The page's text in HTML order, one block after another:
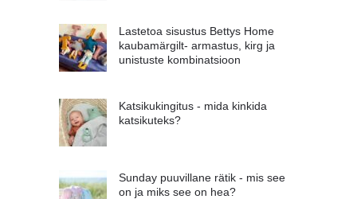
Lastetoa sisustus Bettys Home
kaubamärgilt- armastus, kirg ja
unistuste kombinatsioon
Katsikukingitus - mida kinkida
katsikuteks?
Sunday puuvillane rätik - mis see
on ja miks see on hea?